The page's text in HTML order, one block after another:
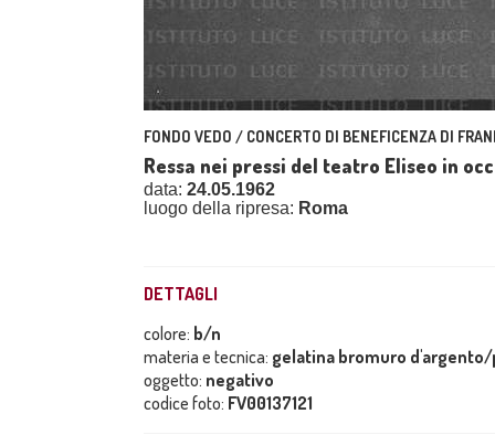
FONDO VEDO / CONCERTO DI BENEFICENZA DI
Ressa nei pressi del teatro Eliseo in
data: 24.05.1962
luogo della ripresa: Roma
DETTAGLI
colore: b/n
materia e tecnica: gelatina bromuro
oggetto: negativo
codice foto: FV00137121